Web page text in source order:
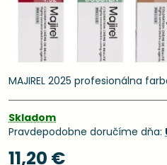
MAJIREL 2025 profesionálna
Skladom
Pravdepodobne doručíme dňa:
11,20 €